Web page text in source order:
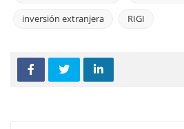
inversión extranjera RIGI